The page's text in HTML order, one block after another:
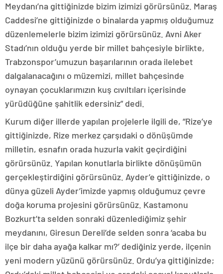
Meydanı’na gittiğinizde bizim izimizi görürsünüz. Maraş
Caddesi’ne gittiğinizde o binalarda yapmış olduğumuz
düzenlemelerle bizim izimizi görürsünüz. Avni Aker
Stadı’nın olduğu yerde bir millet bahçesiyle birlikte,
Trabzonspor’umuzun başarılarının orada ilelebet
dalgalanacağını o müzemizi, millet bahçesinde
oynayan çocuklarımızın kuş cıvıltıları içerisinde
yürüdüğüne şahitlik edersiniz” dedi.
Kurum diğer illerde yapılan projelerle ilgili de, “Rize’ye
gittiğinizde, Rize merkez çarşıdaki o dönüşümde
milletin, esnafın orada huzurla vakit geçirdiğini
görürsünüz. Yapılan konutlarla birlikte dönüşümün
gerçekleştirdiğini görürsünüz. Ayder’e gittiğinizde, o
dünya güzeli Ayder’imizde yapmış olduğumuz çevre
doğa koruma projesini görürsünüz. Kastamonu
Bozkurt’ta selden sonraki düzenlediğimiz şehir
meydanını, Giresun Dereli’de selden sonra ‘acaba bu
ilçe bir daha ayağa kalkar mı?’ dediğiniz yerde, ilçenin
yeni modern yüzünü görürsünüz. Ordu’ya gittiğinizde;